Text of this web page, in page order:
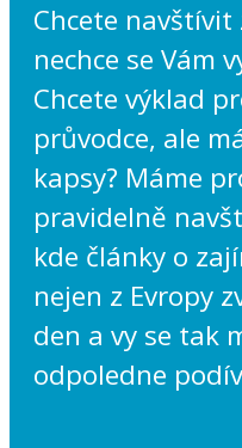
Chcete
nechce se Vám
Chcete výklad
průvodce, ale
kapsy? Máme
pravidelně
kde články o
nejen z Evropy
den a vy se tak
odpoledne